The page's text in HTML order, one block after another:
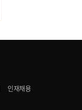
인재채용